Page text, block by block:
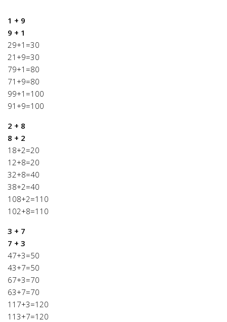
1 + 9
9 + 1
29+1=30
21+9=30
79+1=80
71+9=80
99+1=100
91+9=100
2 + 8
8 + 2
18+2=20
12+8=20
32+8=40
38+2=40
108+2=110
102+8=110
3 + 7
7 + 3
47+3=50
43+7=50
67+3=70
63+7=70
117+3=120
113+7=120